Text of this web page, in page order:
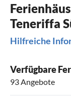
Teneriffa
Hilfreiche
Verfügbare
93 Angebote